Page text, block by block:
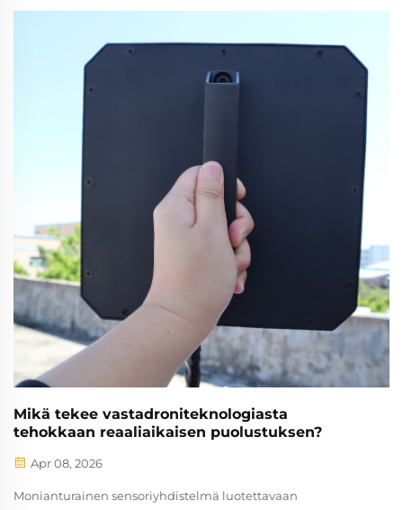
kuten yritysvakoilusta mahdollisiin terrori-iskuihin...
Mikä tekee vastadroniteknologiasta
tehokkaan reaaliaikaisen puolustuksen?
Apr 08, 2026
Monianturainen sensoriyhdistelmä luotettavaan